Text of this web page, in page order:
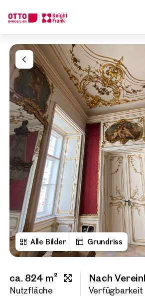
Alle Bilder Grundriss
ca. 824 m²
Nutzfläche
Nach
Verfügbarkeit
Wir finden Ihre
Traumimmobilie
Sagen Sie uns was Sie suchen und wir
Wie möchten Sie uns
Online
Immobilie konfigurieren & finden
Direkte:r
Anrufen oder Rückruf vereinbaren